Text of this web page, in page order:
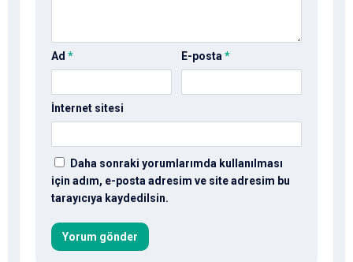
Ad * E-posta*
İnternet sitesi
Daha sonraki yorumlarımda kullanılması
için adım, e-posta adresim ve site adresim bu
tarayıcıya kaydedilsin.